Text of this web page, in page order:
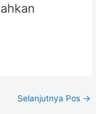
Selanjutnya Pos →